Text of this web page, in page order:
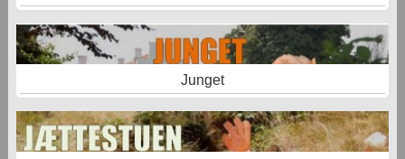
Junget